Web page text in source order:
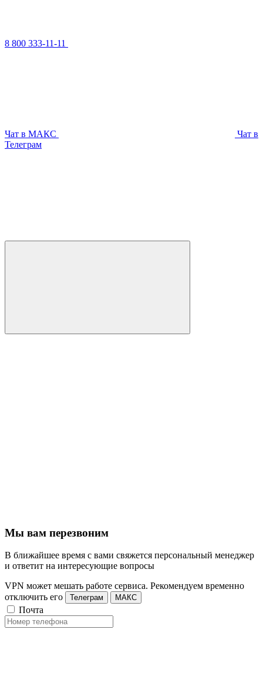
8 800 333-11-11
Чат в МАКС
Чат в
Телеграм
Мы вам перезвоним
В ближайшее время с вами свяжется персональный менеджер
и ответит на интересующие вопросы
VPN может мешать работе сервиса. Рекомендуем временно
отключить его
Телеграм МАКС
Почта